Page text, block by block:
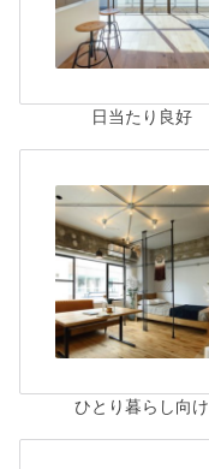
日当たり良好
ひとり暮らし向け